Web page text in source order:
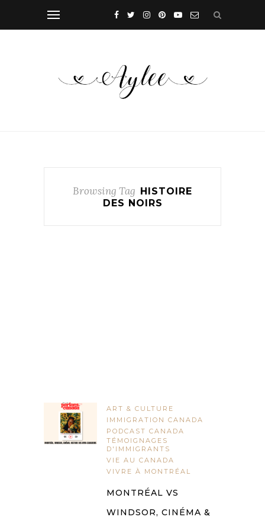
Browsing Tag
HISTOIRE
DES NOIRS
ART & CULTURE
IMMIGRATION CANADA
PODCAST CANADA
TÉMOIGNAGES
D'IMMIGRANTS
VIE AU CANADA
VIVRE À MONTRÉAL
MONTRÉAL VS
WINDSOR, CINÉMA &